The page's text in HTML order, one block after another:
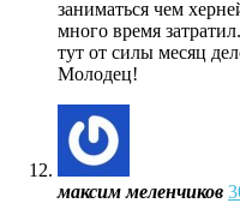
заниматься чем
много время затратил.
тут от силы месяц
Молодец!
максим меленчиков